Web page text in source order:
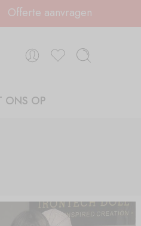
Offerte aanvragen
ONS OP